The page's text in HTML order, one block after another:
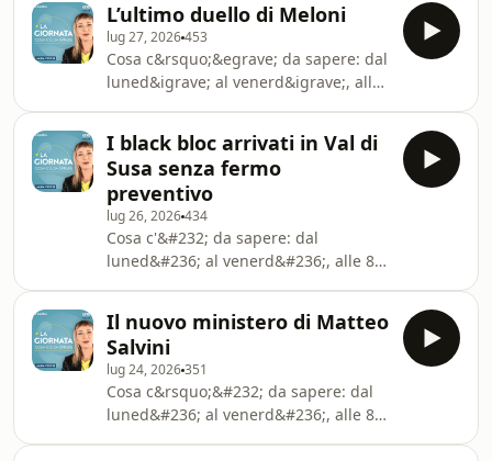
L’ultimo duello di Meloni
lug 27, 2026453
Cosa c&rsquo;&egrave; da sapere: dal
luned&igrave; al venerd&igrave;, alle
il podcast anche su Spotify, Apple
Podcasts e Amazon Music.See
omnystudio.com/listener for privacy
information.
I black bloc arrivati in Val di
Susa senza fermo
preventivo
lug 26, 2026434
Cosa c'&#232; da sapere: dal
luned&#236; al venerd&#236;, alle 8,
anche su Spotify, Apple Podcasts e
Amazon Music.See
omnystudio.com/listener for privacy
information.
Il nuovo ministero di Matteo
Salvini
lug 24, 2026351
Cosa c&rsquo;&#232; da sapere: dal
luned&#236; al venerd&#236;, alle 8,